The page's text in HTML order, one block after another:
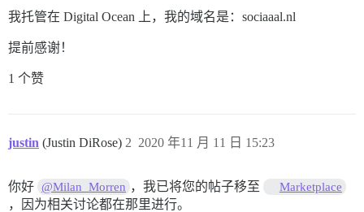
我托管在 Digital Ocean 上，我的域名是：sociaaal.nl
提前感谢！
1 个赞
justin (Justin DiRose) 2020 年11 月 11 日 15:23
2
你好 @Milan_Morren ，我已将您的帖子移至 Marketplace
，因为相关讨论都在那里进行。